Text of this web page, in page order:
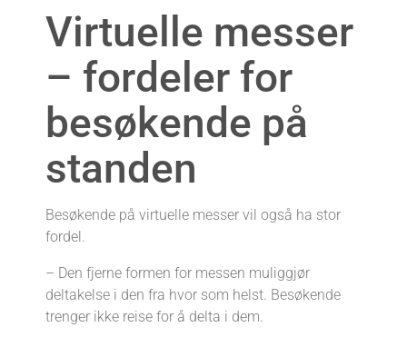
Virtuelle messer
– fordeler for
besøkende på
standen
Besøkende på virtuelle messer vil også ha stor
fordel.
– Den fjerne formen for messen muliggjør
deltakelse i den fra hvor som helst. Besøkende
trenger ikke reise for å delta i dem.